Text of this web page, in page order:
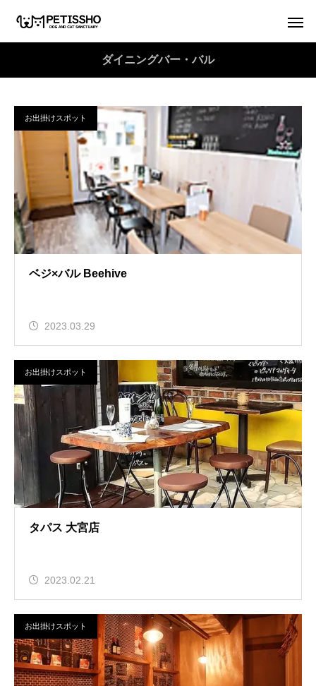
ダイニングバー・バル
お出掛けスポット
ベジ×バル Beehive
2023.03.29
お出掛けスポット
タパス 大宮店
2023.02.21
お出掛けスポット